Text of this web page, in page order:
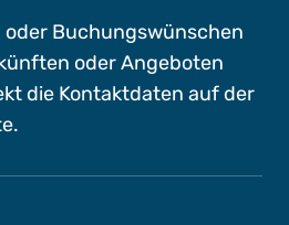
oder Buchungswünschen
oder Angeboten
die Kontaktdaten auf der